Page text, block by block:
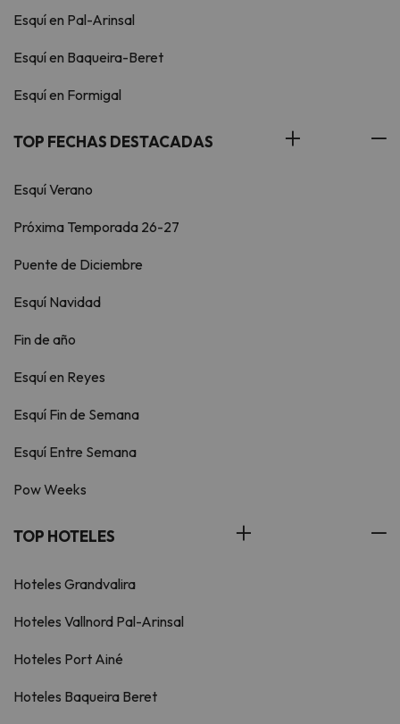
Esquí en Pal-Arinsal
Esquí en Baqueira-Beret
Esquí en Formigal
TOP FECHAS DESTACADAS
Esquí Verano
Próxima Temporada 26-27
Puente de Diciembre
Esquí Navidad
Fin de año
Esquí en Reyes
Esquí Fin de Semana
Esquí Entre Semana
Pow Weeks
TOP HOTELES
Hoteles Grandvalira
Hoteles Vallnord Pal-Arinsal
Hoteles Port Ainé
Hoteles Baqueira Beret